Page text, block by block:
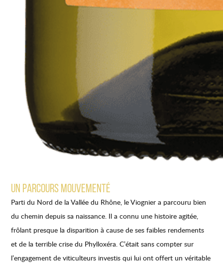
UN PARCOURS MOUVEMENTÉ
Parti du Nord de la Vallée du Rhône, le Viognier a parcouru bien
du chemin depuis sa naissance. Il a connu une histoire agitée,
frôlant presque la disparition à cause de ses faibles rendements
et de la terrible crise du Phylloxéra. C’était sans compter sur
l’engagement de viticulteurs investis qui lui ont offert un véritable